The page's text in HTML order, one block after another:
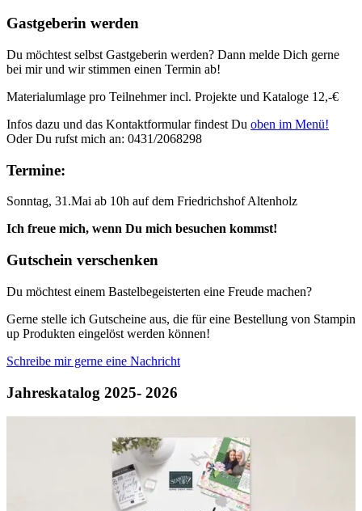
Gastgeberin werden
Du möchtest selbst Gastgeberin werden? Dann melde Dich gerne
bei mir und wir stimmen einen Termin ab!
Materialumlage pro Teilnehmer incl. Projekte und Kataloge 12,-€
Infos dazu und das Kontaktformular findest Du oben im Menü!
Oder Du rufst mich an: 0431/2068298
Termine:
Sonntag, 31.Mai ab 10h auf dem Friedrichshof Altenholz
Ich freue mich, wenn Du mich besuchen kommst!
Gutschein verschenken
Du möchtest einem Bastelbegeisterten eine Freude machen?
Gerne stelle ich Gutscheine aus, die für eine Bestellung von Stampin
up Produkten eingelöst werden können!
Schreibe mir gerne eine Nachricht
Jahreskatalog 2025- 2026